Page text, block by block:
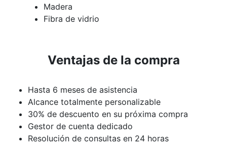
Madera
Fibra de vidrio
Ventajas de la compra
Hasta 6 meses de asistencia
Alcance totalmente personalizable
30% de descuento en su próxima compra
Gestor de cuenta dedicado
Resolución de consultas en 24 horas